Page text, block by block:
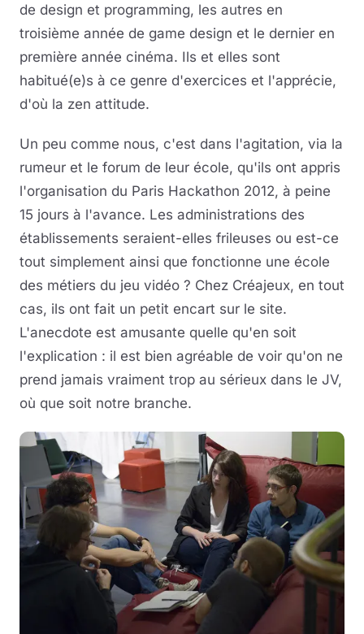
de design et programming, les autres en
troisième année de game design et le dernier en
première année cinéma. Ils et elles sont
habitué(e)s à ce genre d'exercices et l'apprécie,
d'où la zen attitude.
Un peu comme nous, c'est dans l'agitation, via la
rumeur et le forum de leur école, qu'ils ont appris
l'organisation du Paris Hackathon 2012, à peine
15 jours à l'avance. Les administrations des
établissements seraient-elles frileuses ou est-ce
tout simplement ainsi que fonctionne une école
des métiers du jeu vidéo ? Chez Créajeux, en tout
cas, ils ont fait un petit encart sur le site.
L'anecdote est amusante quelle qu'en soit
l'explication : il est bien agréable de voir qu'on ne
prend jamais vraiment trop au sérieux dans le JV,
où que soit notre branche.